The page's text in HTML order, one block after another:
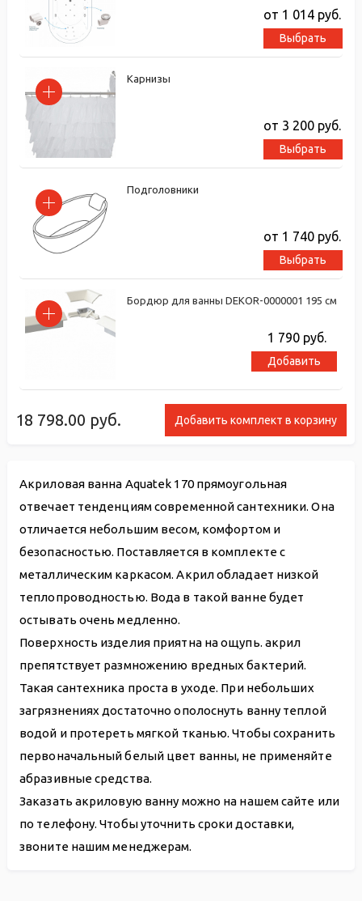
18 798.00 руб. Добавить комплект в корзину
от 1 014 руб.
Выбрать
Карнизы
от 3 200 руб.
Выбрать
Подголовники
от 1 740 руб.
Выбрать
Бордюр для ванны DEKOR-0000001 195 см
1 790руб.
Добавить
Акриловая ванна Aquatek 170 прямоугольная
отвечает тенденциям современной сантехники. Она
отличается небольшим весом, комфортом и
безопасностью. Поставляется в комплекте с
металлическим каркасом. Акрил обладает низкой
теплопроводностью. Вода в такой ванне будет
остывать очень медленно.
Поверхность изделия приятна на ощупь. акрил
препятствует размножению вредных бактерий.
Такая сантехника проста в уходе. При небольших
загрязнениях достаточно ополоснуть ванну теплой
водой и протереть мягкой тканью. Чтобы сохранить
первоначальный белый цвет ванны, не применяйте
абразивные средства.
Заказать акриловую ванну можно на нашем сайте или
по телефону. Чтобы уточнить сроки доставки,
звоните нашим менеджерам.